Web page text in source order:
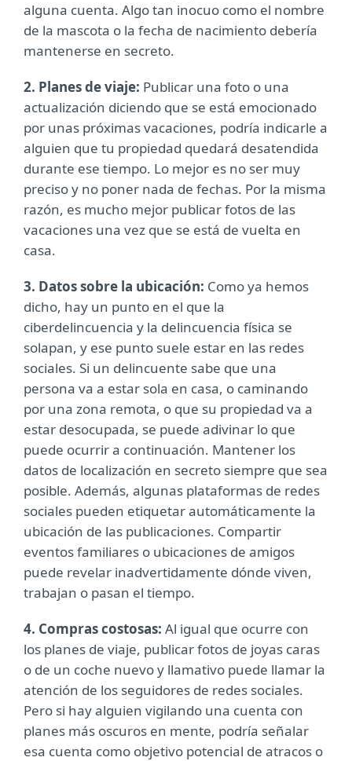
alguna cuenta. Algo tan inocuo como el nombre
de la mascota o la fecha de nacimiento debería
mantenerse en secreto.
2. Planes de viaje: Publicar una foto o una
actualización diciendo que se está emocionado
por unas próximas vacaciones, podría indicarle a
alguien que tu propiedad quedará desatendida
durante ese tiempo. Lo mejor es no ser muy
preciso y no poner nada de fechas. Por la misma
razón, es mucho mejor publicar fotos de las
vacaciones una vez que se está de vuelta en
casa.
3. Datos sobre la ubicación: Como ya hemos
dicho, hay un punto en el que la
ciberdelincuencia y la delincuencia física se
solapan, y ese punto suele estar en las redes
sociales. Si un delincuente sabe que una
persona va a estar sola en casa, o caminando
por una zona remota, o que su propiedad va a
estar desocupada, se puede adivinar lo que
puede ocurrir a continuación. Mantener los
datos de localización en secreto siempre que sea
posible. Además, algunas plataformas de redes
sociales pueden etiquetar automáticamente la
ubicación de las publicaciones. Compartir
eventos familiares o ubicaciones de amigos
puede revelar inadvertidamente dónde viven,
trabajan o pasan el tiempo.
4. Compras costosas: Al igual que ocurre con
los planes de viaje, publicar fotos de joyas caras
o de un coche nuevo y llamativo puede llamar la
atención de los seguidores de redes sociales.
Pero si hay alguien vigilando una cuenta con
planes más oscuros en mente, podría señalar
esa cuenta como objetivo potencial de atracos o